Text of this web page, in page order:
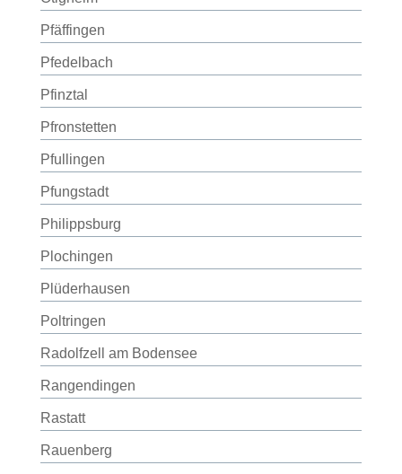
Pfäffingen
Pfedelbach
Pfinztal
Pfronstetten
Pfullingen
Pfungstadt
Philippsburg
Plochingen
Plüderhausen
Poltringen
Radolfzell am Bodensee
Rangendingen
Rastatt
Rauenberg